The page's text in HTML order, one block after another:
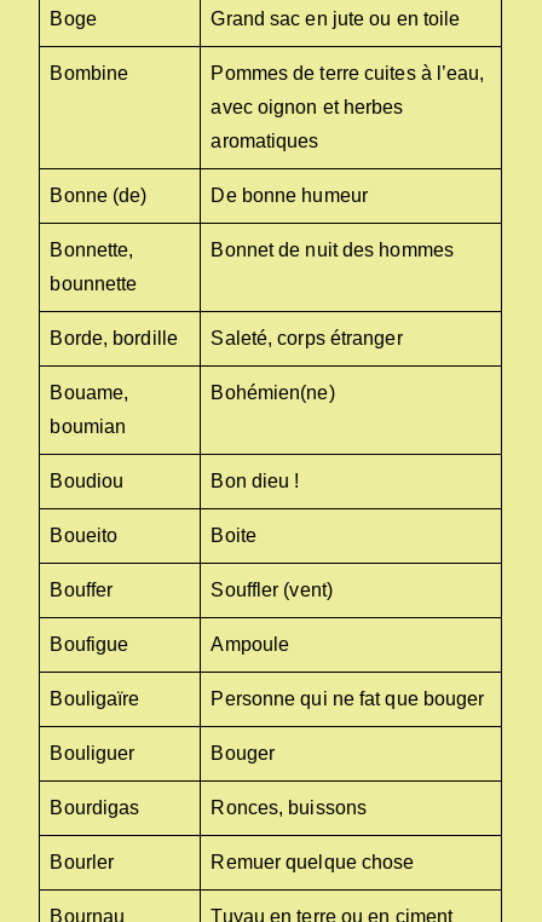
Boge Grand sac en jute ou en toile
Bombine
Pommes de terre cuites à l’eau,
avec oignon et herbes
aromatiques
Bonne (de) De bonne humeur
Bonnette,
bounnette
Bonnet de nuit des hommes
Borde, bordille Saleté, corps étranger
Bouame,
boumian
Bohémien(ne)
Boudiou Bon dieu !
Boueito Boite
Bouffer Souffler (vent)
Boufigue Ampoule
Bouligaïre Personne qui ne fat que bouger
Bouliguer Bouger
Bourdigas Ronces, buissons
Bourler Remuer quelque chose
Bournau Tuyau en terre ou en ciment